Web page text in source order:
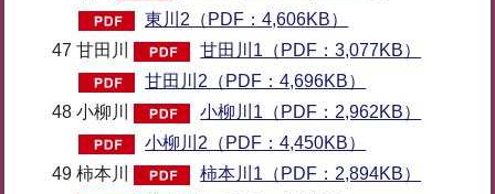
東川2（PDF：4,606KB）
47 甘田川
甘田川1（PDF：3,077KB）
甘田川2（PDF：4,696KB）
48 小柳川
小柳川1（PDF：2,962KB）
小柳川2（PDF：4,450KB）
49 柿本川
柿本川1（PDF：2,894KB）